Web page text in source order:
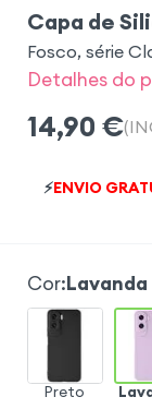
Capa de
Fosco, série
Detalhes do
14,90 €
⚡ENVIO
Cor:Lavanda
Preto